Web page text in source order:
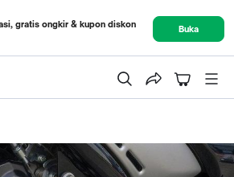
gratis ongkir & kupon diskon
Buka